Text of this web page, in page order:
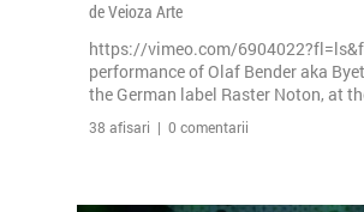
de Veioza Arte
https://vimeo.com/
performance of Olaf Bender aka
the German label Raster Noton, at
38 afisari | 0 comentarii